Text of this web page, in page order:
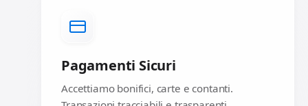
Pagamenti Sicuri
Accettiamo bonifici, carte e contanti.